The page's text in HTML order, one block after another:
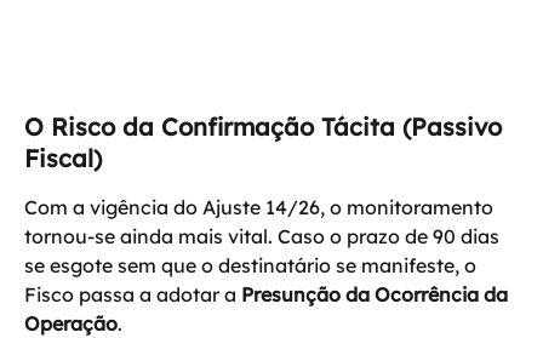
O Risco da Confirmação Tácita (Passivo
Fiscal)
Com a vigência do Ajuste 14/26, o monitoramento
tornou-se ainda mais vital. Caso o prazo de 90 dias
se esgote sem que o destinatário se manifeste, o
Fisco passa a adotar a Presunção da Ocorrência da
Operação.